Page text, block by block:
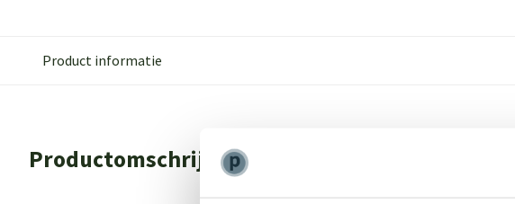
Product informatie
Productomschrijving